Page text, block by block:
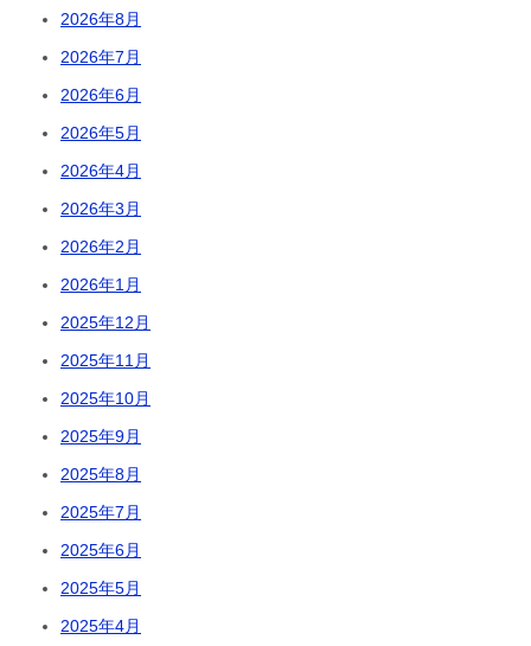
2026年8月
2026年7月
2026年6月
2026年5月
2026年4月
2026年3月
2026年2月
2026年1月
2025年12月
2025年11月
2025年10月
2025年9月
2025年8月
2025年7月
2025年6月
2025年5月
2025年4月